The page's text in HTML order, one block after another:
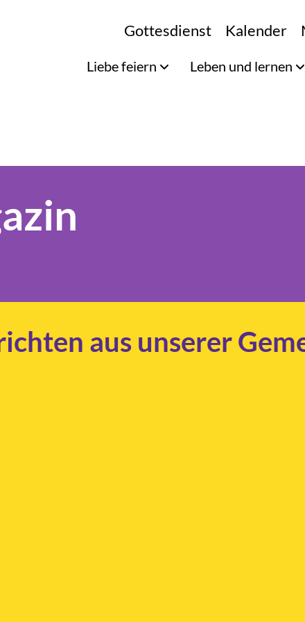
Gottesdienst Kalender
Liebe feiern Leben und lernen
aus unserer